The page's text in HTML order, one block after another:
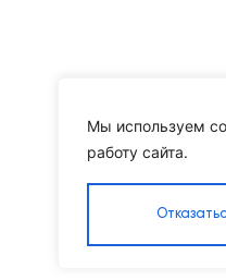
Мы используем
работу сайта.